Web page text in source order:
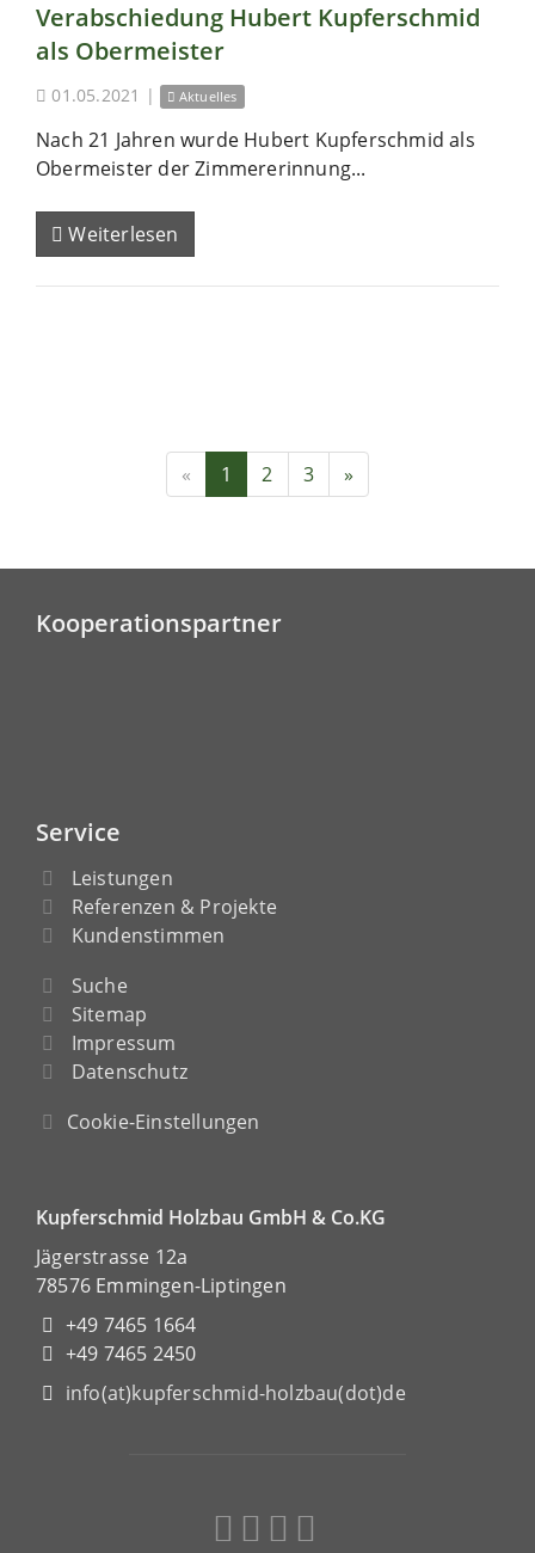
Verabschiedung Hubert Kupferschmid
als Obermeister
01.05.2021 | Aktuelles
Nach 21 Jahren wurde Hubert Kupferschmid als
Obermeister der Zimmererinnung...
Weiterlesen
« 1 2 3 »
Kooperationspartner
Service
Leistungen
Referenzen & Projekte
Kundenstimmen
Suche
Sitemap
Impressum
Datenschutz
Cookie-Einstellungen
Kupferschmid Holzbau GmbH & Co.KG
Jägerstrasse 12a
78576 Emmingen-Liptingen
+49 7465 1664
+49 7465 2450
info(at)kupferschmid-holzbau(dot)de